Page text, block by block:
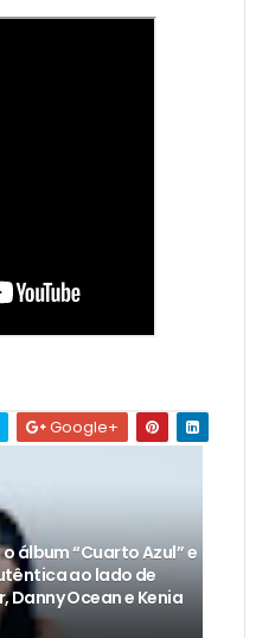
Google+
álbum “Cuarto Azul” e
ao lado de
Danny Ocean e Kenia